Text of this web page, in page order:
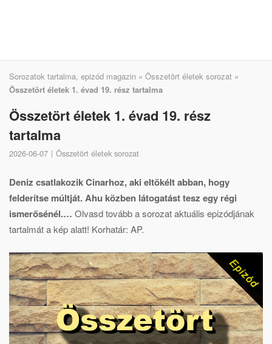
Sorozatok tartalma, epizód magazin » Összetört életek sorozat »
Összetört életek 1. évad 19. rész tartalma
Összetört életek 1. évad 19. rész
tartalma
2026-06-07 Összetört életek sorozat
Deniz csatlakozik Cinarhoz, aki eltökélt abban, hogy
felderítse múltját. Ahu közben látogatást tesz egy régi
ismerősénél.… Olvasd tovább a sorozat aktuális epizódjának
tartalmát a kép alatt! Korhatár: AP.